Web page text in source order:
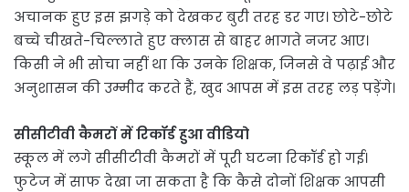
अचानक हुए इस झगड़े को देखकर बुरी तरह डर गए। छोटे-छोटे
बच्चे चीखते-चिल्लाते हुए क्लास से बाहर भागते नजर आए।
किसी ने भी सोचा नहीं था कि उनके शिक्षक, जिनसे वे पढ़ाई और
अनुशासन की उम्मीद करते हैं, खुद आपस में इस तरह लड़ पड़ेंगे।
सीसीटीवी कैमरों में रिकॉर्ड हुआ वीडियो
स्कूल में लगे सीसीटीवी कैमरों में पूरी घटना रिकॉर्ड हो गई।
फुटेज में साफ देखा जा सकता है कि कैसे दोनों शिक्षक आपसी